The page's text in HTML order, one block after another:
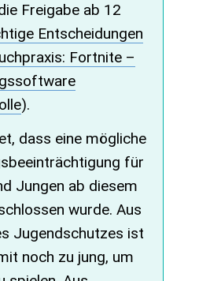
Freigabe ab 12
Entscheidungen
Fortnite –
).
dass eine mögliche
für
Jungen ab diesem
wurde. Aus
Jugendschutzes ist
noch zu jung, um